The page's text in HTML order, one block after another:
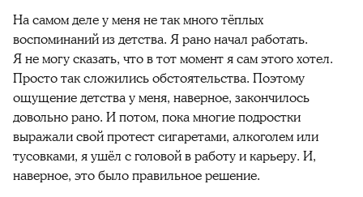
На самом деле у меня не так много тёплых
воспоминаний из детства. Я рано начал работать.
Я не могу сказать, что в тот момент я сам этого хотел.
Просто так сложились обстоятельства. Поэтому
ощущение детства у меня, наверное, закончилось
довольно рано. И потом, пока многие подростки
выражали свой протест сигаретами, алкоголем или
тусовками, я ушёл с головой в работу и карьеру. И,
наверное, это было правильное решение.